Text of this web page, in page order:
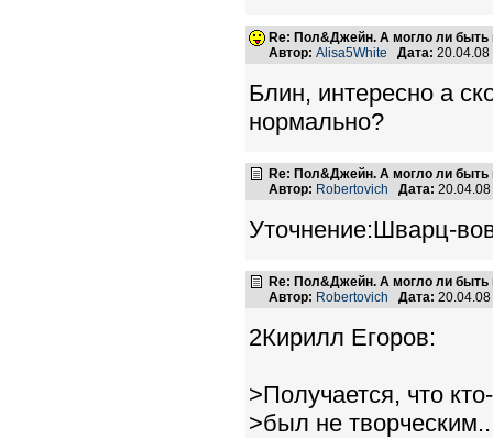
Re: Пол&Джейн. А могло ли быть
Автор: Alisa5White Дата:
Блин, интересно а
нормально?
Re: Пол&Джейн. А могло ли быть
Автор: Robertovich Дата:
Уточнение:Шварц-
Re: Пол&Джейн. А могло ли быть
Автор: Robertovich Дата:
2Кирилл Егоров:
>Получается, что
>был не